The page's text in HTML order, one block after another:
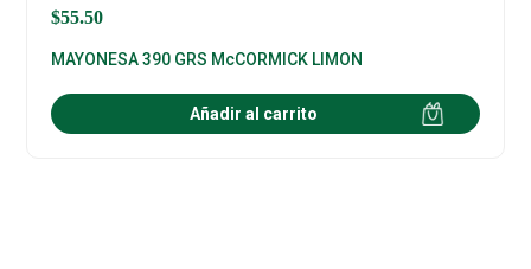
$55.50
MAYONESA 390 GRS McCORMICK LIMON
Añadir al carrito